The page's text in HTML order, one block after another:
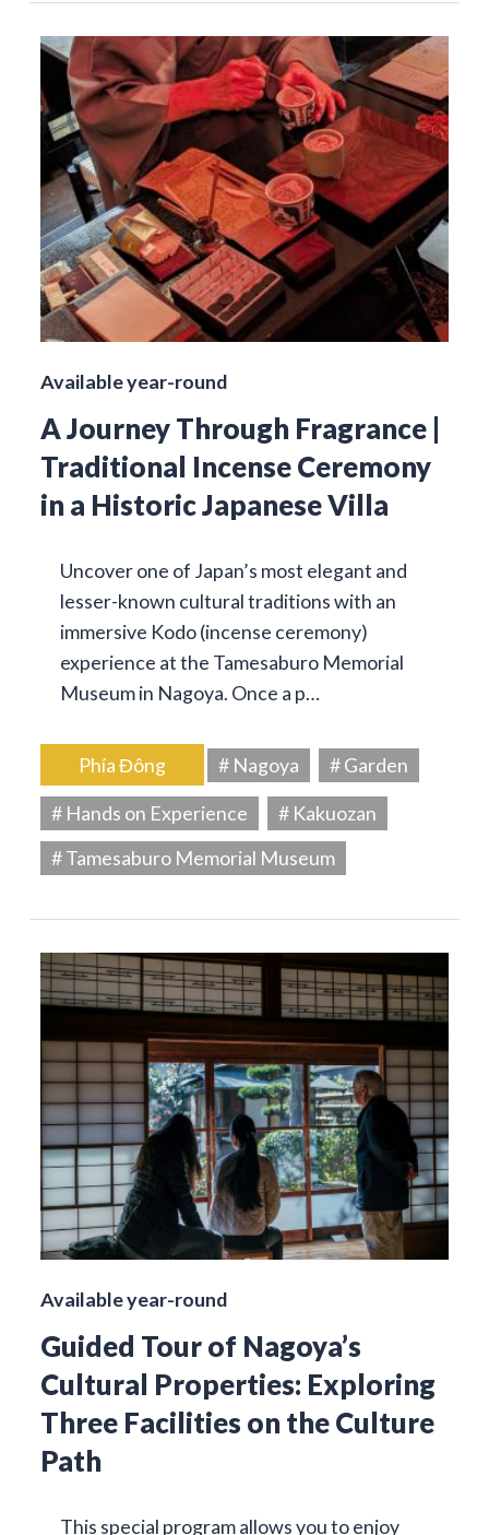
Available year-round
A Journey Through Fragrance |
Traditional Incense Ceremony
in a Historic Japanese Villa
Uncover one of Japan’s most elegant and
lesser-known cultural traditions with an
immersive Kodo (incense ceremony)
experience at the Tamesaburo Memorial
Museum in Nagoya. Once a p…
Phía Đông # Nagoya
# Garden
# Hands on Experience
# Kakuozan
# Tamesaburo Memorial Museum
Available year-round
Guided Tour of Nagoya’s
Cultural Properties: Exploring
Three Facilities on the Culture
Path
This special program allows you to enjoy